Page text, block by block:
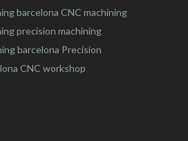
barcelona CNC machining
precision machining
barcelona Precision
CNC workshop